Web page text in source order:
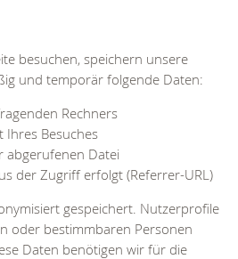
besuchen, speichern unsere
und temporär folgende Daten:
Rechners
Besuches
abgerufenen Datei
der Zugriff erfolgt (Referrer-URL)
gespeichert. Nutzerprofile
oder bestimmbaren Personen
Daten benötigen wir für die